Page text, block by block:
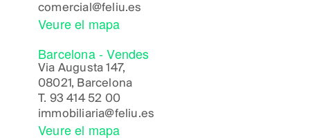
comercial@feliu.es
Veure el mapa
Barcelona - Vendes
Via Augusta 147,
08021, Barcelona
T. 93 414 52 00
immobiliaria@feliu.es
Veure el mapa